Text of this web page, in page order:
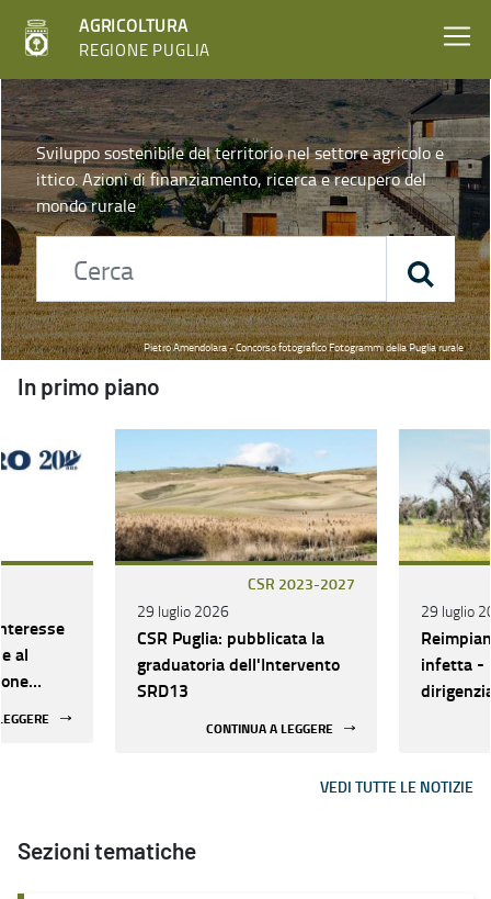
AGRICOLTURA
REGIONE PUGLIA
Home - Agricoltura
Sviluppo sostenibile del territorio nel settore agricolo e
ittico. Azioni di finanziamento, ricerca e recupero del
mondo rurale
Pietro Amendolara - Concorso fotografico Fotogrammi della Puglia rurale
In primo piano
al
CSR 2023-2027
29 luglio 2026
CSR Puglia: pubblicata la
graduatoria dell'Intervento
SRD13
CONTINUA A LEGGERE
29 luglio
infetta -
delega
VEDI TUTTE LE NOTIZIE
Sezioni tematiche